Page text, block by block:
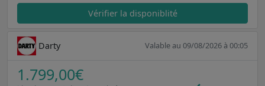
Vérifier la disponiblité
Darty Valable au 09/08/2026 à 00:05
1.799,00€